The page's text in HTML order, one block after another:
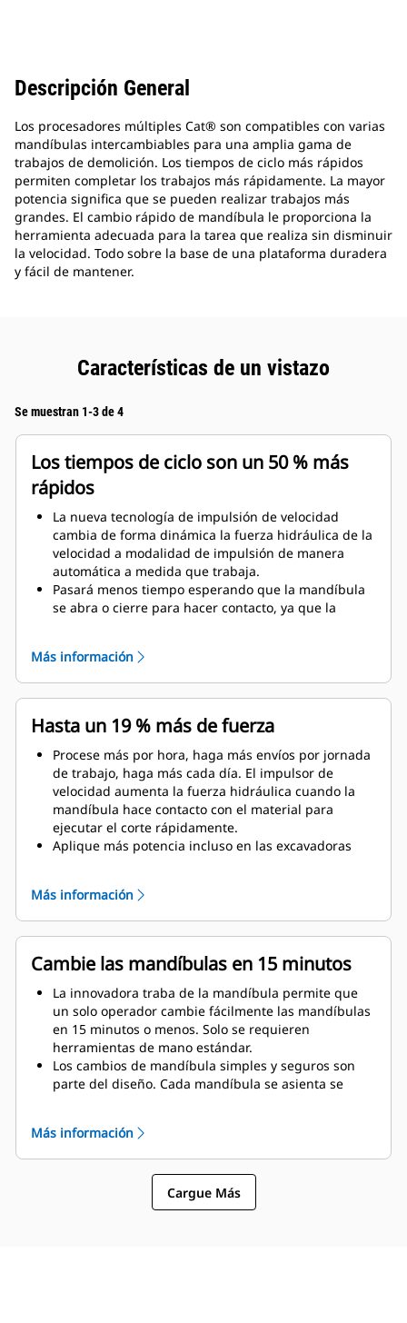
Descripción General
Los procesadores múltiples Cat® son compatibles con varias
mandíbulas intercambiables para una amplia gama de
trabajos de demolición. Los tiempos de ciclo más rápidos
permiten completar los trabajos más rápidamente. La mayor
potencia significa que se pueden realizar trabajos más
grandes. El cambio rápido de mandíbula le proporciona la
herramienta adecuada para la tarea que realiza sin disminuir
la velocidad. Todo sobre la base de una plataforma duradera
y fácil de mantener.
Características de un vistazo
Se muestran 1-3 de 4
Los tiempos de ciclo son un 50 % más
rápidos
La nueva tecnología de impulsión de velocidad
cambia de forma dinámica la fuerza hidráulica de la
velocidad a modalidad de impulsión de manera
automática a medida que trabaja.
Pasará menos tiempo esperando que la mandíbula
se abra o cierre para hacer contacto, ya que la
Se aplica la máxima fuerza de corte o aplastamiento
tan pronto como la mandíbula hace contacto con el
material.
Más información
Hasta un 19 % más de fuerza
Procese más por hora, haga más envíos por jornada
de trabajo, haga más cada día. El impulsor de
velocidad aumenta la fuerza hidráulica cuando la
mandíbula hace contacto con el material para
ejecutar el corte rápidamente.
Aplique más potencia incluso en las excavadoras
máquina.
Obtenga el máximo rendimiento y respaldo total con
una solución completa de demolición Cat. Los
programas para procesadores múltiples se incluyen
en la pantalla del operador Cat de última
generación. Único punto de soporte para todo el
sistema por parte de su distribuidor Cat local.
Más información
Cambie las mandíbulas en 15 minutos
La innovadora traba de la mandíbula permite que
un solo operador cambie fácilmente las mandíbulas
en 15 minutos o menos. Solo se requieren
herramientas de mano estándar.
Los cambios de mandíbula simples y seguros son
parte del diseño. Cada mandíbula se asienta se
El MP332 es compatible con estos tipos de
mandíbula:
Más información
Cargue Más